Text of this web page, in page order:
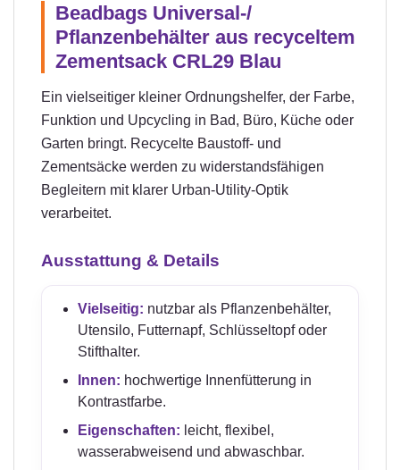
Beadbags Universal-/
Pflanzenbehälter aus recyceltem
Zementsack CRL29 Blau
Ein vielseitiger kleiner Ordnungshelfer, der Farbe,
Funktion und Upcycling in Bad, Büro, Küche oder
Garten bringt. Recycelte Baustoff- und
Zementsäcke werden zu widerstandsfähigen
Begleitern mit klarer Urban-Utility-Optik
verarbeitet.
Ausstattung & Details
Vielseitig: nutzbar als Pflanzenbehälter,
Utensilo, Futternapf, Schlüsseltopf oder
Stifthalter.
Innen: hochwertige Innenfütterung in
Kontrastfarbe.
Eigenschaften: leicht, flexibel,
wasserabweisend und abwaschbar.